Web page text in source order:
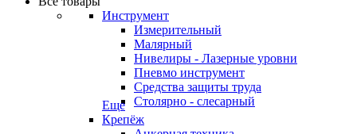
Инструмент
Измерительный
Малярный
Нивелиры - Лазерные уровни
Пневмо инструмент
Средства защиты труда
Столярно - слесарный
Еще
Крепёж